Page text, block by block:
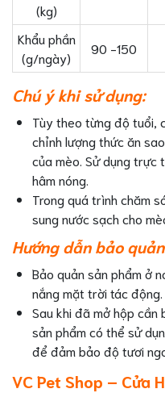
(kg)
Khẩu phần
(g/ngày)
90 -150
Chú ý khi sử dụng:
Tùy theo từng độ tuổi,
chỉnh lượng thức ăn
của mèo. Sử dụng trực
hâm nóng.
Trong quá trình chăm
sung nước sạch cho
Hướng dẫn bảo
Bảo quản sản phẩm ở
nắng mặt trời tác động.
Sau khi đã mở hộp cần
sản phẩm có thể sử
để đảm bảo độ tươi
VC Pet Shop – Cửa